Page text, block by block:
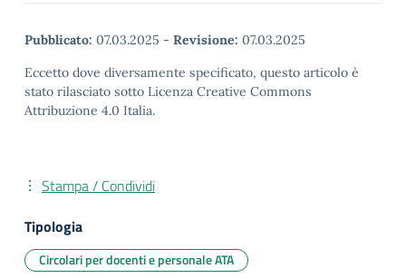
Pubblicato: 07.03.2025 - Revisione: 07.03.2025
Eccetto dove diversamente specificato, questo articolo è
stato rilasciato sotto Licenza Creative Commons
Attribuzione 4.0 Italia.
Stampa / Condividi
Tipologia
Circolari per docenti e personale ATA